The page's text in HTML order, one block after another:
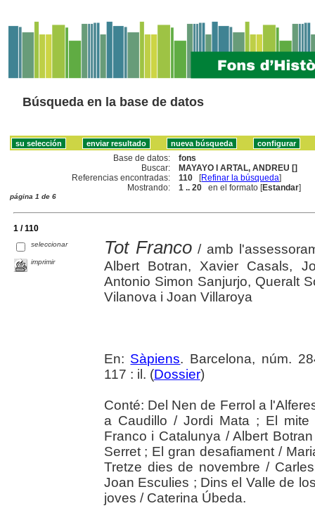
Búsqueda en la base de datos
Base de datos:
fons
Buscar:
MAYAYO I ARTAL, ANDREU []
Referencias encontradas:
110 [Refinar la búsqueda]
Mostrando:
1 .. 20 en el formato [Estandar]
página 1 de 6
1 / 110
seleccionar
imprimir
Tot Franco/ amb
Albert Botran, Xavier Casals,
Antonio Simon Sanjurjo, Queralt
Vilanova i Joan Villaroya
En: Sàpiens. Barcelona, núm.
117 : il. (Dossier)
Conté: Del Nen de Ferrol a
a Caudillo / Jordi Mata ; El
Franco i Catalunya / Albert
Serret ; El gran desafiament /
Tretze dies de novembre /
Joan Esculies ; Dins el Valle de
joves / Caterina Úbeda.